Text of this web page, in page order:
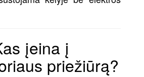
įeina į
priežiūrą?